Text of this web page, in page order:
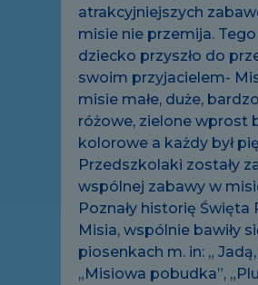
atrakcyjniejszych
misie nie przemija.
dziecko przyszło do
swoim przyjacielem-
misie małe, duże,
różowe, zielone wprost
kolorowe a każdy był
Przedszkolaki zostały
wspólnej zabawy w
Poznały historię Święta
Misia, wspólnie bawiły
piosenkach m. in: „
„Misiowa pobudka”,